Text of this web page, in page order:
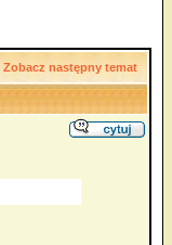
Zobacz następny temat